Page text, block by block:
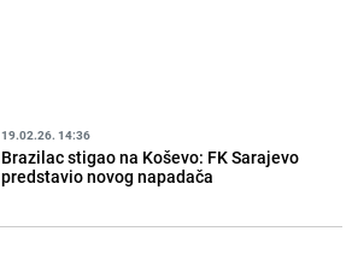
19.02.26. 14:36
Brazilac stigao na Koševo: FK Sarajevo
predstavio novog napadača